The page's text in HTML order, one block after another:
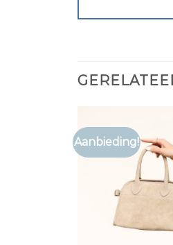
Aanbieding!